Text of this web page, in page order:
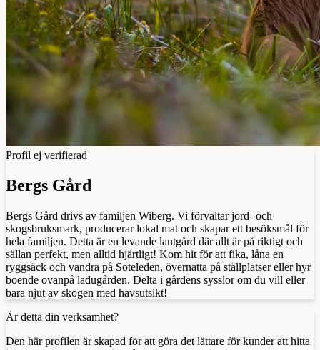
Profil ej verifierad
Bergs Gård
Bergs Gård drivs av familjen Wiberg. Vi förvaltar jord- och
skogsbruksmark, producerar lokal mat och skapar ett besöksmål för
hela familjen. Detta är en levande lantgård där allt är på riktigt och
sällan perfekt, men alltid hjärtligt! Kom hit för att fika, låna en
ryggsäck och vandra på Soteleden, övernatta på ställplatser eller hyr
boende ovanpå ladugården. Delta i gårdens sysslor om du vill eller
bara njut av skogen med havsutsikt!
Är detta din verksamhet?
Den här profilen är skapad för att göra det lättare för kunder att hitta